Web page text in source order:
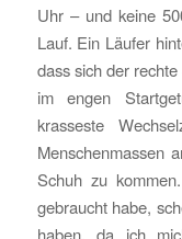
Uhr – und keine
Lauf. Ein Läufer
dass sich der
im engen
krasseste
Menschenmassen
Schuh zu
gebraucht habe,
haben, da ich